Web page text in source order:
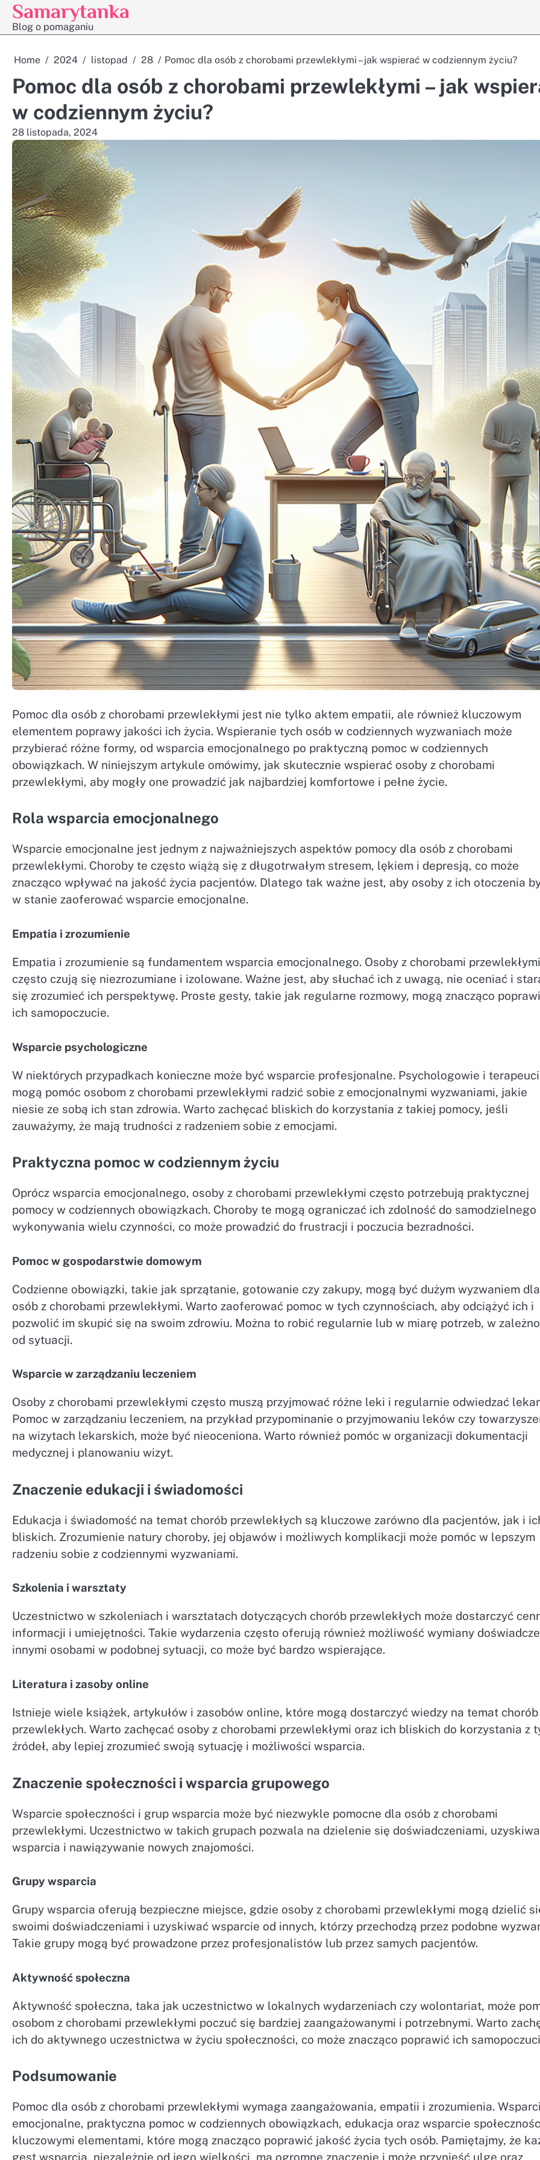
Skip
content
Samarytanka
Blog o pomaganiu
Home 2024 listopad 28 Pomoc dla osób z chorobami przewlekłymi – jak wspierać w codziennym życiu?
Pomoc dla osób z chorobami przewlekłymi – jak
w codziennym życiu?
28 listopada, 2024
Pomoc dla osób z chorobami przewlekłymi jest nie tylko aktem empatii, ale również kluczowym
elementem poprawy jakości ich życia. Wspieranie tych osób w codziennych wyzwaniach może
przybierać różne formy, od wsparcia emocjonalnego po praktyczną pomoc w codziennych
obowiązkach. W niniejszym artykule omówimy, jak skutecznie wspierać osoby z chorobami
przewlekłymi, aby mogły one prowadzić jak najbardziej komfortowe i pełne życie.
Rola wsparcia emocjonalnego
Wsparcie emocjonalne jest jednym z najważniejszych aspektów pomocy dla osób z chorobami
przewlekłymi. Choroby te często wiążą się z długotrwałym stresem, lękiem i depresją, co może
znacząco wpływać na jakość życia pacjentów. Dlatego tak ważne jest, aby osoby z ich otoczenia
w stanie zaoferować wsparcie emocjonalne.
Empatia i zrozumienie
Empatia i zrozumienie są fundamentem wsparcia emocjonalnego. Osoby z chorobami przewlekłymi
często czują się niezrozumiane i izolowane. Ważne jest, aby słuchać ich z uwagą, nie oceniać i
się zrozumieć ich perspektywę. Proste gesty, takie jak regularne rozmowy, mogą znacząco
ich samopoczucie.
Wsparcie psychologiczne
W niektórych przypadkach konieczne może być wsparcie profesjonalne. Psychologowie i terapeuci
mogą pomóc osobom z chorobami przewlekłymi radzić sobie z emocjonalnymi wyzwaniami, jakie
niesie ze sobą ich stan zdrowia. Warto zachęcać bliskich do korzystania z takiej pomocy, jeśli
zauważymy, że mają trudności z radzeniem sobie z emocjami.
Praktyczna pomoc w codziennym życiu
Oprócz wsparcia emocjonalnego, osoby z chorobami przewlekłymi często potrzebują praktycznej
pomocy w codziennych obowiązkach. Choroby te mogą ograniczać ich zdolność do samodzielnego
wykonywania wielu czynności, co może prowadzić do frustracji i poczucia bezradności.
Pomoc w gospodarstwie domowym
Codzienne obowiązki, takie jak sprzątanie, gotowanie czy zakupy, mogą być dużym wyzwaniem dla
osób z chorobami przewlekłymi. Warto zaoferować pomoc w tych czynnościach, aby odciążyć ich i
pozwolić im skupić się na swoim zdrowiu. Można to robić regularnie lub w miarę potrzeb, w
od sytuacji.
Wsparcie w zarządzaniu leczeniem
Osoby z chorobami przewlekłymi często muszą przyjmować różne leki i regularnie odwiedzać
Pomoc w zarządzaniu leczeniem, na przykład przypominanie o przyjmowaniu leków czy
na wizytach lekarskich, może być nieoceniona. Warto również pomóc w organizacji dokumentacji
medycznej i planowaniu wizyt.
Znaczenie edukacji i świadomości
Edukacja i świadomość na temat chorób przewlekłych są kluczowe zarówno dla pacjentów, jak i
bliskich. Zrozumienie natury choroby, jej objawów i możliwych komplikacji może pomóc w lepszym
radzeniu sobie z codziennymi wyzwaniami.
Szkolenia i warsztaty
Uczestnictwo w szkoleniach i warsztatach dotyczących chorób przewlekłych może dostarczyć
informacji i umiejętności. Takie wydarzenia często oferują również możliwość wymiany
innymi osobami w podobnej sytuacji, co może być bardzo wspierające.
Literatura i zasoby online
Istnieje wiele książek, artykułów i zasobów online, które mogą dostarczyć wiedzy na temat chorób
przewlekłych. Warto zachęcać osoby z chorobami przewlekłymi oraz ich bliskich do korzystania z
źródeł, aby lepiej zrozumieć swoją sytuację i możliwości wsparcia.
Znaczenie społeczności i wsparcia grupowego
Wsparcie społeczności i grup wsparcia może być niezwykle pomocne dla osób z chorobami
przewlekłymi. Uczestnictwo w takich grupach pozwala na dzielenie się doświadczeniami,
wsparcia i nawiązywanie nowych znajomości.
Grupy wsparcia
Grupy wsparcia oferują bezpieczne miejsce, gdzie osoby z chorobami przewlekłymi mogą dzielić
swoimi doświadczeniami i uzyskiwać wsparcie od innych, którzy przechodzą przez podobne
Takie grupy mogą być prowadzone przez profesjonalistów lub przez samych pacjentów.
Aktywność społeczna
Aktywność społeczna, taka jak uczestnictwo w lokalnych wydarzeniach czy wolontariat, może
osobom z chorobami przewlekłymi poczuć się bardziej zaangażowanymi i potrzebnymi. Warto
ich do aktywnego uczestnictwa w życiu społeczności, co może znacząco poprawić ich
Podsumowanie
Pomoc dla osób z chorobami przewlekłymi wymaga zaangażowania, empatii i zrozumienia.
emocjonalne, praktyczna pomoc w codziennych obowiązkach, edukacja oraz wsparcie
kluczowymi elementami, które mogą znacząco poprawić jakość życia tych osób. Pamiętajmy, że
gest wsparcia, niezależnie od jego wielkości, ma ogromne znaczenie i może przynieść ulgę oraz